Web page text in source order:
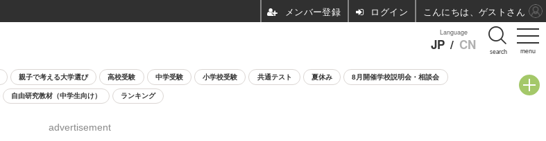
menu
Language
JP / CN search
親子で考える大学選び 高校受験 中学受験 小学校受験 共通テスト 夏休み 8月開催学校説明会・相談会
自由研究教材（中学生向け） ランキング
advertisement
ログイン こんにちは、ゲストさん